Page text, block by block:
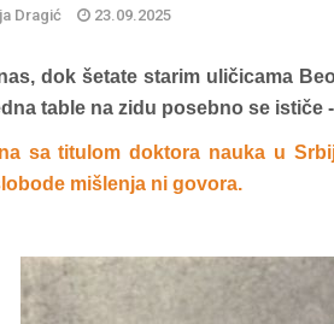
Dragić 23.09.2025
dok šetate starim uličicama
table na zidu posebno se ističe
sa titulom doktora nauka u
mišlenja ni govora.